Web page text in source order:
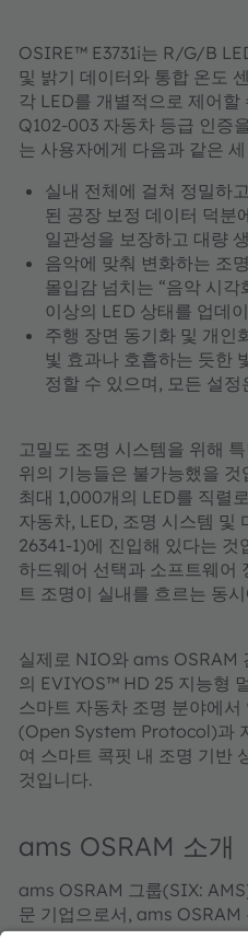
OSIRE™ E3731i는 R/G/B
및 밝기 데이터와 통합 온도
각 LED를 개별적으로 제어
Q102-003 자동차 등급 인증
는 사용자에게 다음과 같은
실내 전체에 걸쳐 정밀하
된 공장 보정 데이터 덕분
일관성을 보장하고 대량
음악에 맞춰 변화하는 조
몰입감 넘치는 “음악 시
이상의 LED 상태를 업데
주행 장면 동기화 및 개인
빛 효과나 호흡하는 듯한
정할 수 있으며, 모든 설
고밀도 조명 시스템을 위해
위의 기능들은 불가능했을
최대 1,000개의 LED를 직렬
자동차, LED, 조명 시스템 및
26341-1)에 진입해 있다는
하드웨어 선택과 소프트웨어
트 조명이 실내를 흐르는 동
실제로 NIO와 ams OSRAM
의 EVIYOS™ HD 25 지능형
스마트 자동차 조명 분야에
(Open System Protocol)과
여 스마트 콕핏 내 조명 기반
것입니다.
ams OSRAM 소개
ams OSRAM 그룹(SIX:
문 기업으로서, ams OSRAM
조명 및 센싱 기술 포트폴리